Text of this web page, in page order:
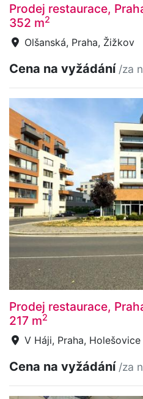
Prodej restaurace,
352 m2
Olšanská, Praha, Žižkov
Cena na vyžádání /za
Prodej restaurace,
217 m2
V Háji, Praha, Holešovice
Cena na vyžádání /za